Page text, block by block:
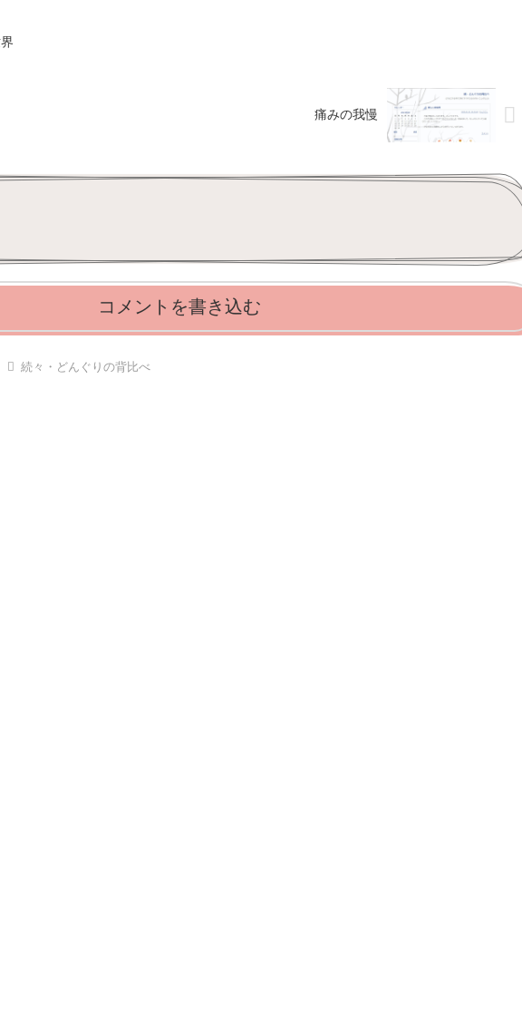
痛みの我慢
コメントを書き込む
続々・どんぐりの背比べ